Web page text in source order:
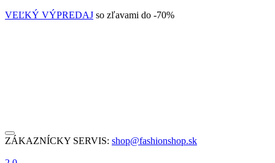
VEĽKÝ VÝPREDAJ so zľavami do -70%
ZÁKAZNÍCKY SERVIS: shop@fashionshop.sk